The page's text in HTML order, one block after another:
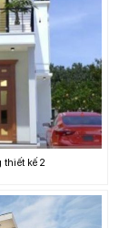
thiết kế 2